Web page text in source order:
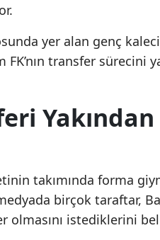
yer alan genç
transfer sürecini
Yakından
takımında forma
birçok taraftar,
olmasını istediklerini